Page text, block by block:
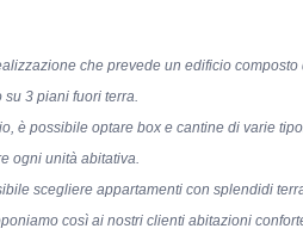
che prevede un edificio composto
3 piani fuori terra.
è possibile optare box e cantine di varie
ogni unità abitativa.
scegliere appartamenti con splendidi
così ai nostri clienti abitazioni